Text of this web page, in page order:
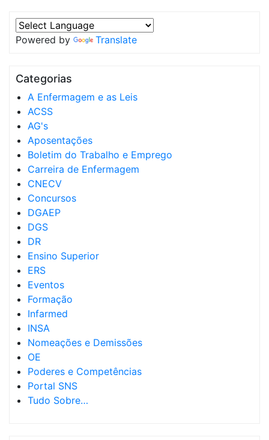
Powered by Translate
Categorias
A Enfermagem e as Leis
ACSS
AG's
Aposentações
Boletim do Trabalho e Emprego
Carreira de Enfermagem
CNECV
Concursos
DGAEP
DGS
DR
Ensino Superior
ERS
Eventos
Formação
Infarmed
INSA
Nomeações e Demissões
OE
Poderes e Competências
Portal SNS
Tudo Sobre…